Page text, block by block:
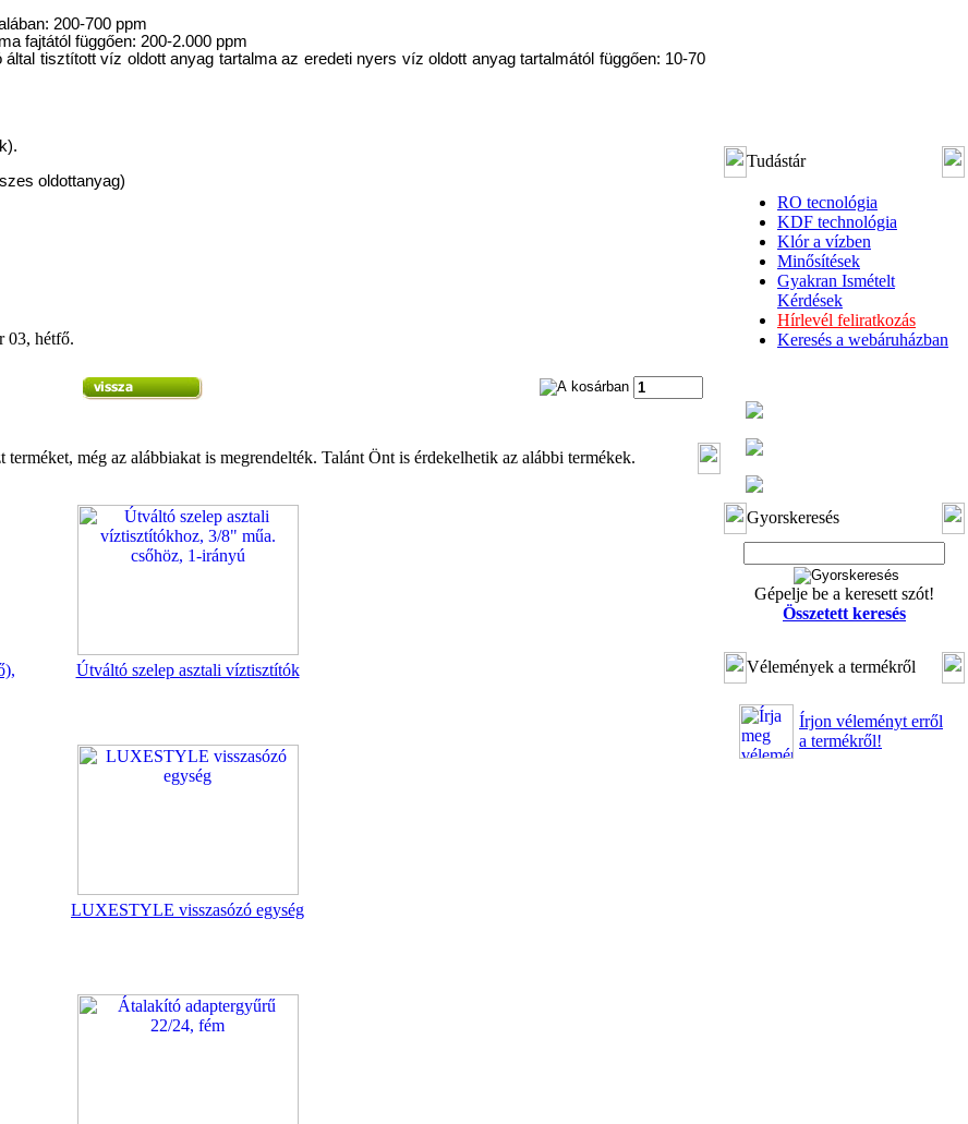
200-700 ppm
fajtától függően: 200-2.000 ppm
tisztított víz oldott anyag tartalma az eredeti nyers víz oldott anyag tartalmától függően: 10-70
oldottanyag)
03, hétfő.
még az alábbiakat is megrendelték. Talánt Önt is érdekelhetik az alábbi termékek.
Útváltó szelep asztali víztisztítók
LUXESTYLE visszasózó egység
Tudástár
RO tecnológia
KDF technológia
Klór a vízben
Minősítések
Gyakran Ismételt
Kérdések
Hírlevél feliratkozás
Keresés a webáruházban
Gyorskeresés
Gépelje be a keresett szót!
Összetett keresés
Vélemények a termékről
Írjon véleményt erről
a termékről!